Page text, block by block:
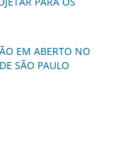
EM ABERTO NO
SÃO PAULO